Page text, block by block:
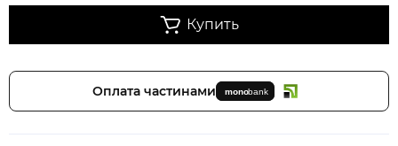
Купить
Оплата частинами